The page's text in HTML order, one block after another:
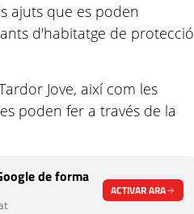
ajuts que es poden
d'habitatge de protecció
Jove, així com les
poden fer a través de la
de forma
ACTIVAR ARA